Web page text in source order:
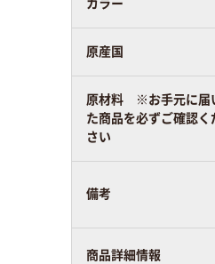
カラー
原産国
原材料 ※お手元に届
た商品を必ずご確認く
さい
備考
商品詳細情報